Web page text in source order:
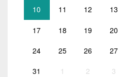
10 11 12 13
17 18 19 20
24 25 26 27
31 1 2 3